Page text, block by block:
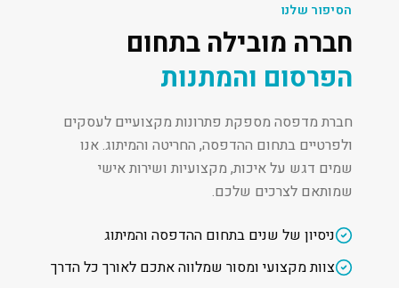
הסיפור שלנו
חברה מובילה בתחום
הפרסום והמתנות
חברת מדפסה מספקת פתרונות מקצועיים לעסקים
ולפרטיים בתחום ההדפסה, החריטה והמיתוג. אנו
שמים דגש על איכות, מקצועיות ושירות אישי
שמותאם לצרכים שלכם.
ניסיון של שנים בתחום ההדפסה והמיתוג
צוות מקצועי ומסור שמלווה אתכם לאורך כל הדרך